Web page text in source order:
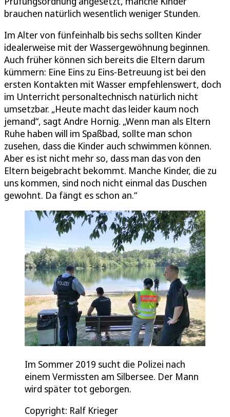
brauchen natürlich wesentlich weniger Stunden.
Im Alter von fünfeinhalb bis sechs sollten Kinder
idealerweise mit der Wassergewöhnung beginnen.
Auch früher können sich bereits die Eltern darum
kümmern: Eine Eins zu Eins-Betreuung ist bei den
ersten Kontakten mit Wasser empfehlenswert, doch
im Unterricht personaltechnisch natürlich nicht
umsetzbar. „Heute macht das leider kaum noch
jemand“, sagt Andre Hornig. „Wenn man als Eltern
Ruhe haben will im Spaßbad, sollte man schon
zusehen, dass die Kinder auch schwimmen können.
Aber es ist nicht mehr so, dass man das von den
Eltern beigebracht bekommt. Manche Kinder, die zu
uns kommen, sind noch nicht einmal das Duschen
gewohnt. Da fängt es schon an.“
Im Sommer 2019 sucht die Polizei nach
einem Vermissten am Silbersee. Der Mann
wird später tot geborgen.
Copyright: Ralf Krieger